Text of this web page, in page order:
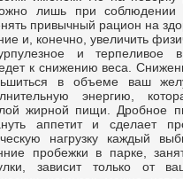
лишь при
привычный рацион на
и, конечно, увеличить
и терпеливое
к снижению веса.
в объеме ваш
энергию,
жирной пищи. Дробное
аппетит и сделает
нагрузку каждый
пробежки в парке,
зависит только от